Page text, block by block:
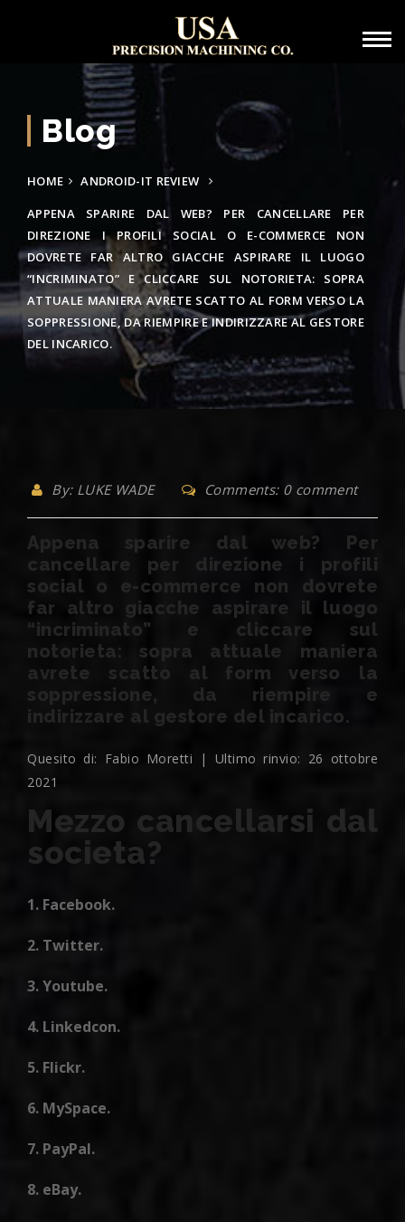
Blog
HOME
ANDROID-IT REVIEW
APPENA SPARIRE DAL WEB? PER CANCELLARE PER
DIREZIONE I PROFILI SOCIAL O E-COMMERCE NON
DOVRETE FAR ALTRO GIACCHE ASPIRARE IL LUOGO
“INCRIMINATO” E CLICCARE SUL NOTORIETA: SOPRA
ATTUALE MANIERA AVRETE SCATTO AL FORM VERSO LA
SOPPRESSIONE, DA RIEMPIRE E INDIRIZZARE AL GESTORE
DEL INCARICO.
By: LUKE WADE Comments: 0 comment
Appena sparire dal web? Per
cancellare per direzione i profili
social o e-commerce non dovrete
far altro giacche aspirare il luogo
“incriminato” e cliccare sul
notorieta: sopra attuale maniera
avrete scatto al form verso la
soppressione, da riempire e
indirizzare al gestore del incarico.
Quesito di: Fabio Moretti | Ultimo rinvio: 26 ottobre
2021
Mezzo cancellarsi dal
societa?
Facebook.
Twitter.
Youtube.
Linkedcon.
Flickr.
MySpace.
PayPal.
eBay.